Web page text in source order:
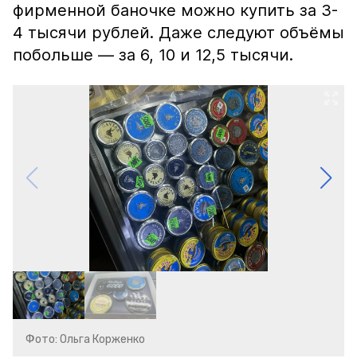
фирменной баночке можно купить за 3-
4 тысячи рублей. Даже следуют объёмы
побольше — за 6, 10 и 12,5 тысячи.
Фото: Ольга Корженко